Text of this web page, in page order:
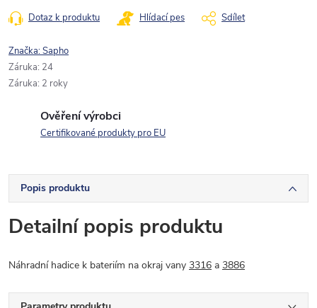
Dotaz k produktu Hlídací pes Sdílet
Značka:Sapho
Záruka: 24
Záruka: 2 roky
Ověření výrobci
Certifikované produkty pro EU
Popis produktu
Detailní popis produktu
Náhradní hadice k bateriím na okraj vany 3316 a 3886